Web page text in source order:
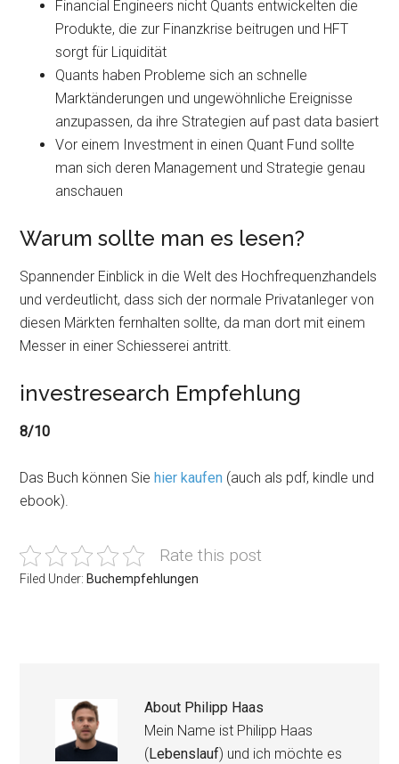
Financial Engineers nicht Quants entwickelten die
Produkte, die zur Finanzkrise beitrugen und HFT
sorgt für Liquidität
Quants haben Probleme sich an schnelle
Marktänderungen und ungewöhnliche Ereignisse
anzupassen, da ihre Strategien auf past data basiert
Vor einem Investment in einen Quant Fund sollte
man sich deren Management und Strategie genau
anschauen
Warum sollte man es lesen?
Spannender Einblick in die Welt des Hochfrequenzhandels
und verdeutlicht, dass sich der normale Privatanleger von
diesen Märkten fernhalten sollte, da man dort mit einem
Messer in einer Schiesserei antritt.
investresearch Empfehlung
8/10
Das Buch können Siehier kaufen (auch als pdf, kindle und
ebook).
Rate this post
Filed Under: Buchempfehlungen
About Philipp Haas
Mein Name ist Philipp Haas
(Lebenslauf) und ich möchte es